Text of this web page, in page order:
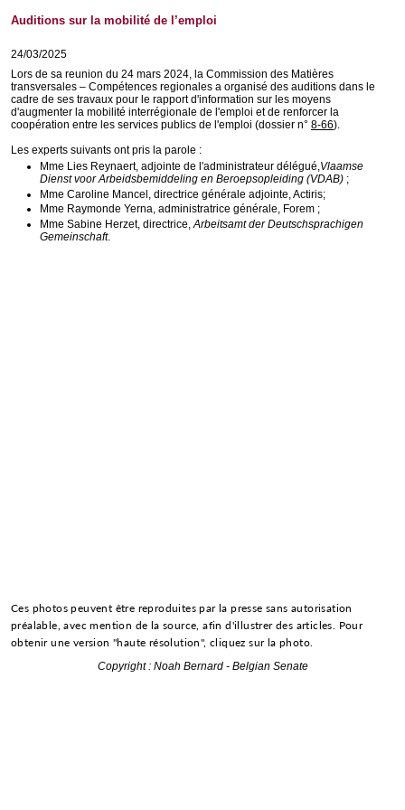
Auditions sur la mobilité de l’emploi
24/03/2025
Lors de sa reunion du 24 mars 2024, la Commission des Matières
transversales – Compétences regionales a organisé des auditions dans le
cadre de ses travaux pour le rapport d'information sur les moyens
d'augmenter la mobilité interrégionale de l'emploi et de renforcer la
coopération entre les services publics de l'emploi (dossier n° 8-66).
Les experts suivants ont pris la parole :
Mme Lies Reynaert, adjointe de l'administrateur délégué,Vlaamse
Dienst voor Arbeidsbemiddeling en Beroepsopleiding (VDAB) ;
Mme Caroline Mancel, directrice générale adjointe, Actiris;
Mme Raymonde Yerna, administratrice générale, Forem ;
Mme Sabine Herzet, directrice,Arbeitsamt der Deutschsprachigen
Gemeinschaft.
Ces photos peuvent être reproduites par la presse sans autorisation
préalable, avec mention de la source, afin d'illustrer des articles. Pour
obtenir une version "haute résolution", cliquez sur la photo.
Copyright : Noah Bernard - Belgian Senate